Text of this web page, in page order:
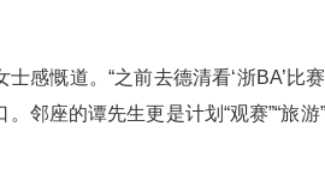
感慨道。“之前去德清看‘浙BA’比
邻座的谭先生更是计划“观赛”“旅游